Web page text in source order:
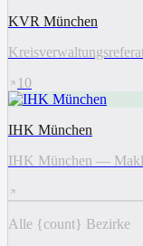
KVR München
10
IHK München
IHK München —
Alle {count} Bezirke